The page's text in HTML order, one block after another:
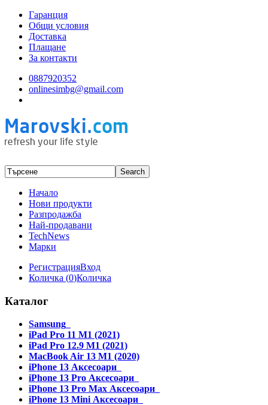
Гаранция
Общи условия
Доставка
Плащане
За контакти
0887920352
onlinesimbg@gmail.com
Начало
Нови продукти
Разпродажба
Най-продавани
TechNews
Марки
РегистрацияВход
Количка (0)Количка
Каталог
Samsung
iPad Pro 11 M1 (2021)
iPad Pro 12.9 M1 (2021)
MacBook Air 13 M1 (2020)
iPhone 13 Аксесоари
iPhone 13 Pro Аксесоари
iPhone 13 Pro Max Аксесоари
iPhone 13 Mini Аксесоари